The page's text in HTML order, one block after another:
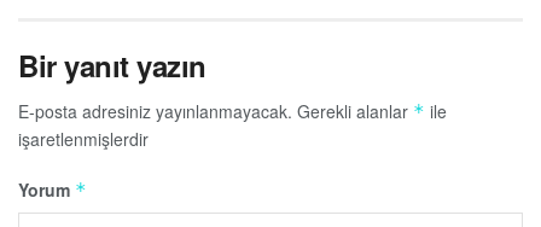
Bir yanıt yazın
E-posta adresiniz yayınlanmayacak. Gerekli alanlar * ile
işaretlenmişlerdir
Yorum *